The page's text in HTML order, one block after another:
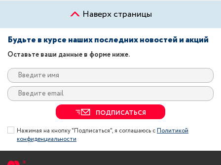
Наверх страницы
Будьте в курсе наших последних новостей и акций
Оставьте ваши данные в форме ниже.
ПОДПИСАТЬСЯ
Нажимая на кнопку "Подписаться", я соглашаюсь сПолитикой
конфиденциальности